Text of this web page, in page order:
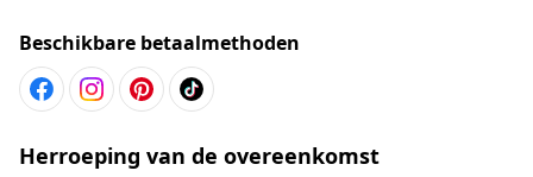
Beschikbare betaalmethoden
Herroeping van de overeenkomst